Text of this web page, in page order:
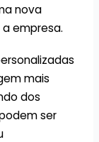
nova
empresa.
mais
dos
ser